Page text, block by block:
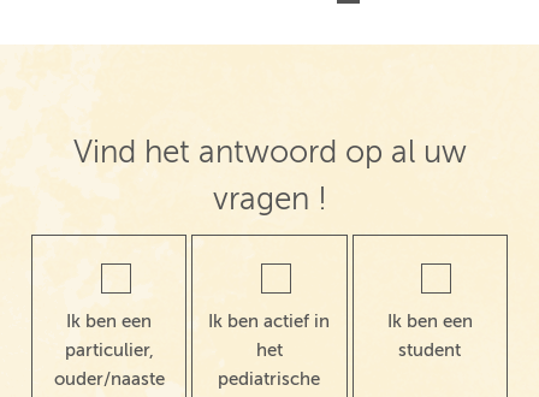
Vind het antwoord op al uw
vragen !
Ik ben een
particulier,
ouder/naaste
Ik ben actief in
het
pediatrische
Ik ben een
student